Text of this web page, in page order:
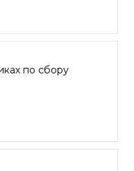
по сбору